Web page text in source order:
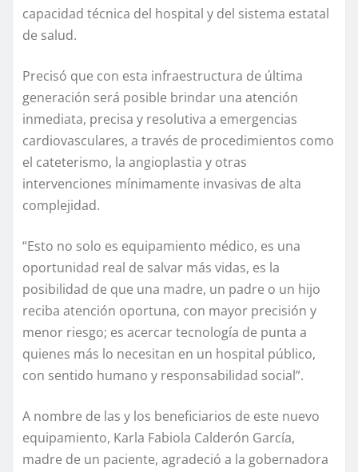
capacidad técnica del hospital y del sistema estatal
de salud.
Precisó que con esta infraestructura de última
generación será posible brindar una atención
inmediata, precisa y resolutiva a emergencias
cardiovasculares, a través de procedimientos como
el cateterismo, la angioplastia y otras
intervenciones mínimamente invasivas de alta
complejidad.
“Esto no solo es equipamiento médico, es una
oportunidad real de salvar más vidas, es la
posibilidad de que una madre, un padre o un hijo
reciba atención oportuna, con mayor precisión y
menor riesgo; es acercar tecnología de punta a
quienes más lo necesitan en un hospital público,
con sentido humano y responsabilidad social”.
A nombre de las y los beneficiarios de este nuevo
equipamiento, Karla Fabiola Calderón García,
madre de un paciente, agradeció a la gobernadora